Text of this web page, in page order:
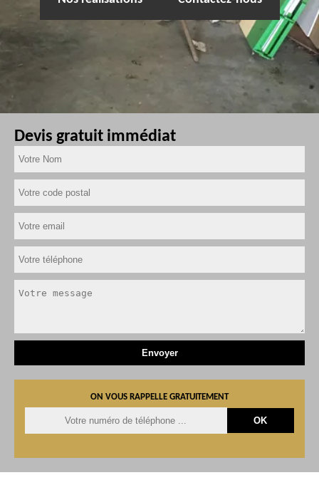
Devis gratuit immédiat
ON VOUS RAPPELLE GRATUITEMENT